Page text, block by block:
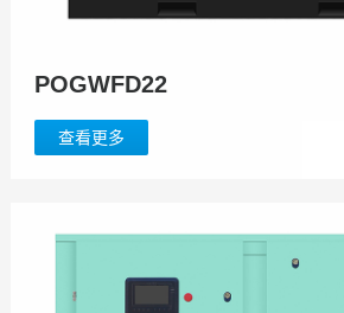
POGWFD22
查看更多